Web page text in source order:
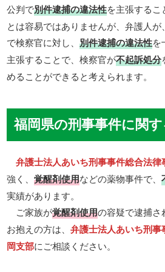
公判で別件逮捕の違法性を主張するこ
とは容易ではありませんが、弁護人
で検察官に対し、別件逮捕の違法性を
主張することで、検察官が不起訴処分
めることができると考えられます。
福岡県の刑事事件に関
弁護士法人あいち刑事事件総合法律
強く、覚醒剤使用などの薬物事件で、
実績があります。
ご家族が覚醒剤使用の容疑で逮捕さ
お抱えの方は、弁護士法人あいち刑
岡支部にご相談ください。